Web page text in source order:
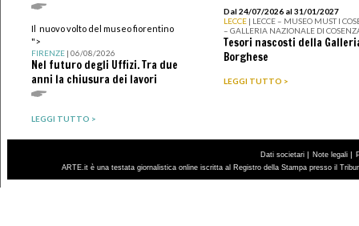
Il nuovo volto del museo fiorentino
">
FIRENZE| 06/08/2026
Nel futuro degli Uffizi. Tra due
anni la chiusura dei lavori
LEGGI TUTTO >
Dal 24/07/2026 al 31/01/2027
LECCE | LECCE – MUSEO MUST I
– GALLERIA NAZIONALE DI
Tesori nascosti della
Borghese
LEGGI TUTTO >
Dati societari | Note legali |
ARTE.it è una testata giornalistica online iscritta al Registro della Stampa presso il